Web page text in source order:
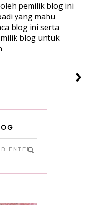
pemilik blog ini
yang mahu
blog ini serta
blog untuk